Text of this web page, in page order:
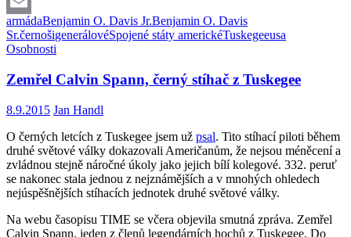
Email
armádaBenjamin O. Davis Jr.Benjamin O. Davis
Sr.černošigenerálovéSpojené státy americkéTuskegeeusa
Osobnosti
Zemřel Calvin Spann, černý stíhač z Tuskegee
8.9.2015 Jan Handl
O černých letcích z Tuskegee jsem už psal. Tito stíhací piloti během
druhé světové války dokazovali Američanům, že nejsou méněcení a
zvládnou stejně náročné úkoly jako jejich bílí kolegové. 332. peruť
se nakonec stala jednou z nejznámějších a v mnohých ohledech
nejúspěšnějších stíhacích jednotek druhé světové války.
Na webu časopisu TIME se včera objevila smutná zpráva. Zemřel
Calvin Spann, jeden z členů legendárních hochů z Tuskegee. Do